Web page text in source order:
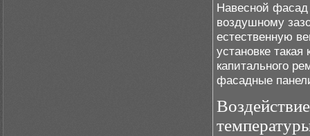
Навесной фасад
воздушному
естественную
установке такая
капитального
фасадные